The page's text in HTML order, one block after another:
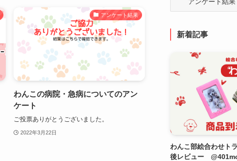
アンケート結果
わんこの病院・急病についてのアン
ケート
ご投票ありがとうございました。
2022年3月22日
リ
新着記事
わんこ部絵合わせト
後レビュー